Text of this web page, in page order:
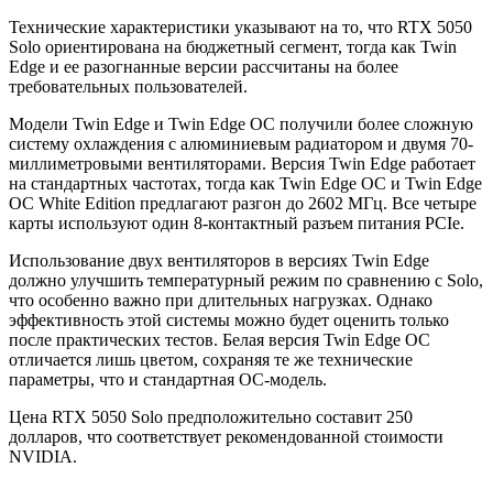
Технические характеристики указывают на то, что RTX 5050
Solo ориентирована на бюджетный сегмент, тогда как Twin
Edge и ее разогнанные версии рассчитаны на более
требовательных пользователей.
Модели Twin Edge и Twin Edge OC получили более сложную
систему охлаждения с алюминиевым радиатором и двумя 70-
миллиметровыми вентиляторами. Версия Twin Edge работает
на стандартных частотах, тогда как Twin Edge OC и Twin Edge
OC White Edition предлагают разгон до 2602 МГц. Все четыре
карты используют один 8-контактный разъем питания PCIe.
Использование двух вентиляторов в версиях Twin Edge
должно улучшить температурный режим по сравнению с Solo,
что особенно важно при длительных нагрузках. Однако
эффективность этой системы можно будет оценить только
после практических тестов. Белая версия Twin Edge OC
отличается лишь цветом, сохраняя те же технические
параметры, что и стандартная OC-модель.
Цена RTX 5050 Solo предположительно составит 250
долларов, что соответствует рекомендованной стоимости
NVIDIA.